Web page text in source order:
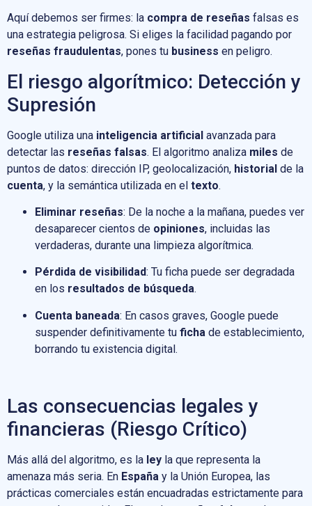
Aquí debemos ser firmes: la compra de reseñas falsas es
una estrategia peligrosa. Si eliges la facilidad pagando por
reseñas fraudulentas, pones tu business en peligro.
El riesgo algorítmico: Detección y
Supresión
Google utiliza una inteligencia artificial avanzada para
detectar las reseñas falsas. El algoritmo analiza miles de
puntos de datos: dirección IP, geolocalización, historial de la
cuenta, y la semántica utilizada en el texto.
Eliminar reseñas: De la noche a la mañana, puedes ver
desaparecer cientos de opiniones, incluidas las
verdaderas, durante una limpieza algorítmica.
Pérdida de visibilidad: Tu ficha puede ser degradada
en los resultados de búsqueda.
Cuenta baneada: En casos graves, Google puede
suspender definitivamente tu ficha de establecimiento,
borrando tu existencia digital.
Las consecuencias legales y
financieras (Riesgo Crítico)
Más allá del algoritmo, es la ley la que representa la
amenaza más seria. En España y la Unión Europea, las
prácticas comerciales están encuadradas estrictamente para